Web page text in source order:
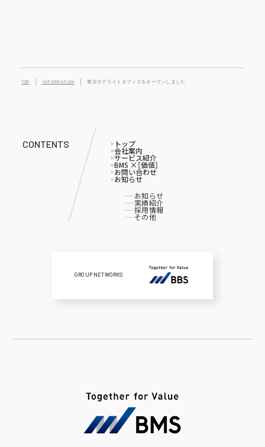
TOP INFORMATION 東京サテライトオフィスをオープンしました
CONTENTS トップ
会社案内
サービス紹介
BMS ×［価値］
お問い合わせ
お知らせ
お知らせ
実績紹介
採用情報
その他
GROUP NETWORKS